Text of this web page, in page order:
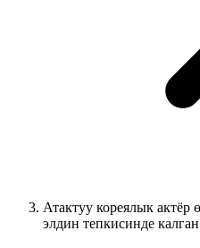
Атактуу кореялык
элдин тепкисинде калган